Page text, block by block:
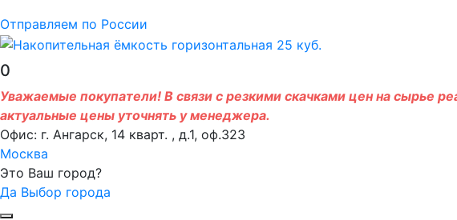
Отправляем по России
0
Уважаемые покупатели! В связи с резкими скачками цен на сырье
актуальные цены уточнять у менеджера.
Офис: г. Ангарск, 14 кварт. , д.1, оф.323
Москва
Это Ваш город?
Да Выбор города